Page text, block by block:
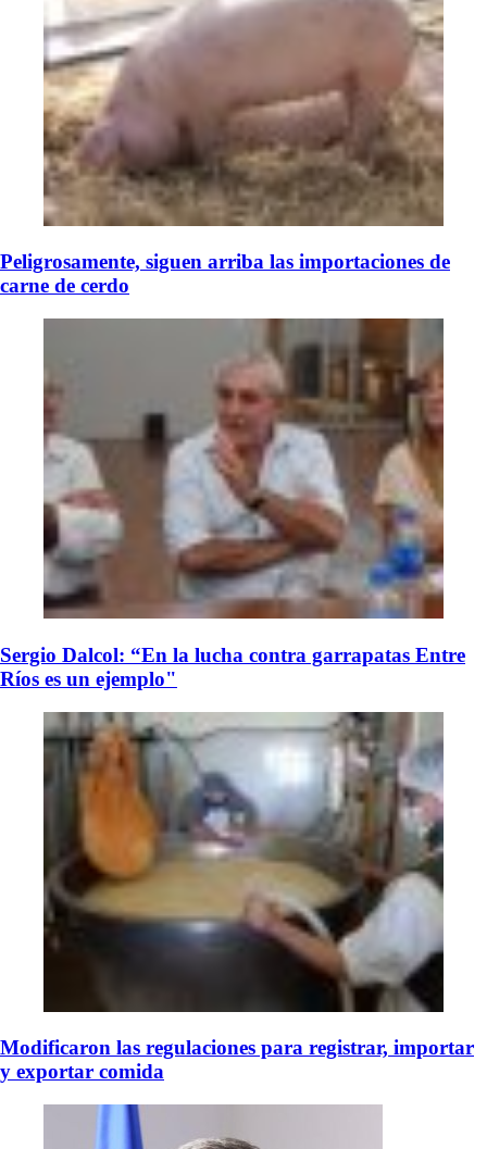
Peligrosamente, siguen arriba las importaciones de
carne de cerdo
Sergio Dalcol: “En la lucha contra garrapatas Entre
Ríos es un ejemplo"
Modificaron las regulaciones para registrar, importar
y exportar comida